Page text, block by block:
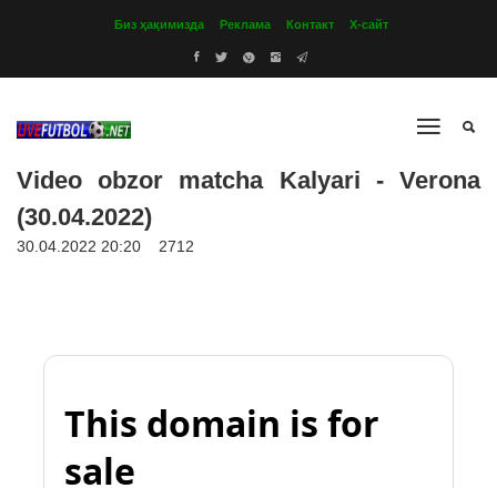
Биз ҳақимизда Реклама Контакт Х-сайт
Video obzor matcha Kalyari - Verona
(30.04.2022)
30.04.2022 20:20 2712